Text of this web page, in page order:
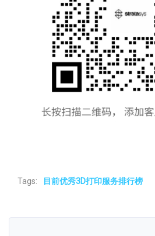
Tags: 目前优秀3D打印服务排行榜